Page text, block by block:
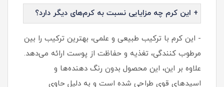
+ این کرم چه مزایایی نسبت به کرم‌های دیگر دارد؟
- این کرم با ترکیب طبیعی و علمی، بهترین ترکیب را بین
مرطوب کنندگی، تغذیه و حفاظت از پوست ارائه می‌دهد.
علاوه بر این، این محصول بدون رنگ‌ دهنده‌ها و
اسیدهای قوی طراحی شده است و به دلیل حاوی